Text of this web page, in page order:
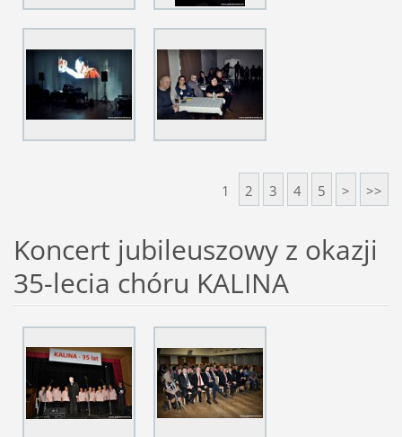
1 2 3 4 5 > >>
Koncert jubileuszowy z okazji
35-lecia chóru KALINA